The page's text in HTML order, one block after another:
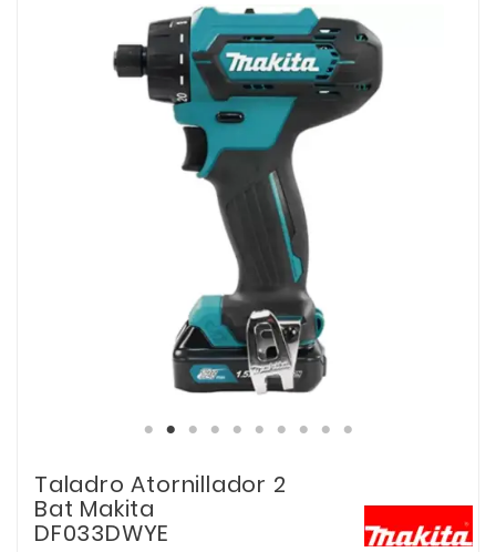
Taladro Atornillador 2
Bat Makita
DF033DWYE